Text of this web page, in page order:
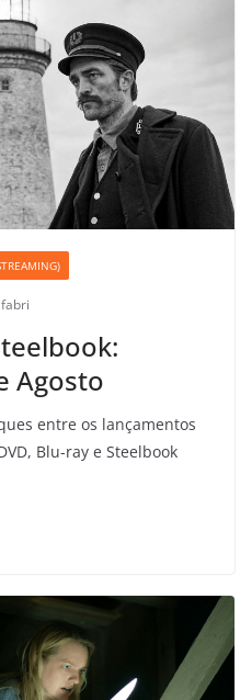
Agosto
entre os lançamentos
Blu-ray e Steelbook